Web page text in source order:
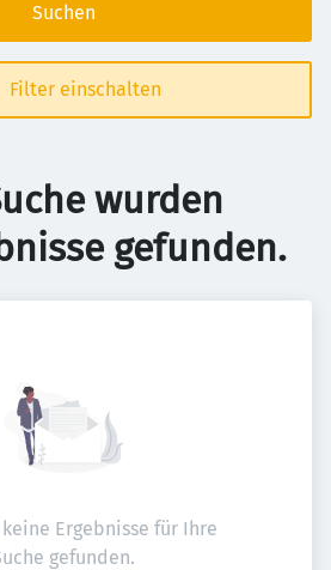
Suchen
Filter einschalten
wurden
gefunden.
Ergebnisse für Ihre
gefunden.